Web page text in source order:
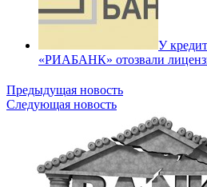
У
«РИАБАНК» отозвали
Предыдущая новость
Следующая новость